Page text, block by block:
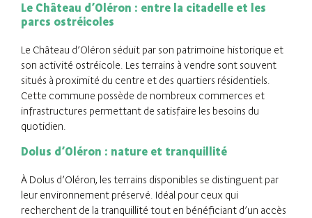
Le Château d’Oléron : entre la citadelle et les
parcs ostréicoles
Le Château d’Oléron séduit par son patrimoine historique et
son activité ostréicole. Les terrains à vendre sont souvent
situés à proximité du centre et des quartiers résidentiels.
Cette commune possède de nombreux commerces et
infrastructures permettant de satisfaire les besoins du
quotidien.
Dolus d’Oléron : nature et tranquillité
À Dolus d’Oléron, les terrains disponibles se distinguent par
leur environnement préservé. Idéal pour ceux qui
recherchent de la tranquillité tout en bénéficiant d’un accès